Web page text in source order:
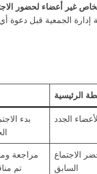
غير أعضاء لحضور
إدارة الجمعية قبل دعوة
الرئيسية
الجدد
بدء
الاجتماع
السابق
مراجعة
تم